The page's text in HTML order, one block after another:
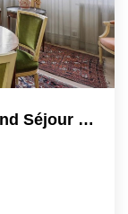
Neuilly / Château : 2ch Avec Grand Séjour Proche Commerces